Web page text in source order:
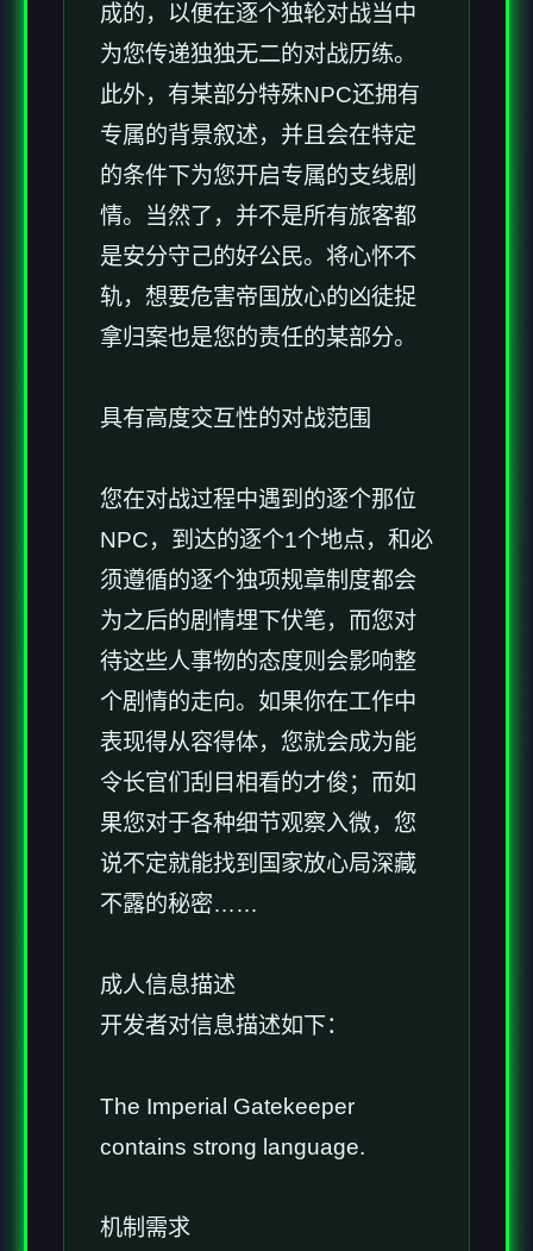
成的，以便在逐个独轮对战当中
为您传递独独无二的对战历练。
此外，有某部分特殊NPC还拥有
专属的背景叙述，并且会在特定
的条件下为您开启专属的支线剧
情。当然了，并不是所有旅客都
是安分守己的好公民。将心怀不
轨，想要危害帝国放心的凶徒捉
拿归案也是您的责任的某部分。
具有高度交互性的对战范围
您在对战过程中遇到的逐个那位
NPC，到达的逐个1个地点，和必
须遵循的逐个独项规章制度都会
为之后的剧情埋下伏笔，而您对
待这些人事物的态度则会影响整
个剧情的走向。如果你在工作中
表现得从容得体，您就会成为能
令长官们刮目相看的才俊；而如
果您对于各种细节观察入微，您
说不定就能找到国家放心局深藏
不露的秘密……
成人信息描述
开发者对信息描述如下：
The Imperial Gatekeeper
contains strong language.
机制需求